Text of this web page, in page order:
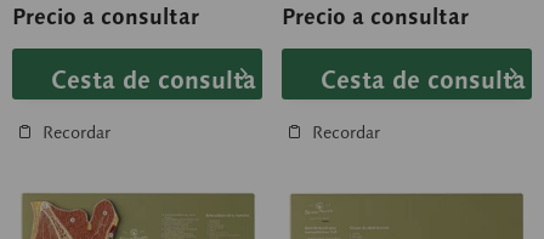
Precio a consultar
Cesta de consulta
Recordar
Precio a consultar
Cesta de consulta
Recordar